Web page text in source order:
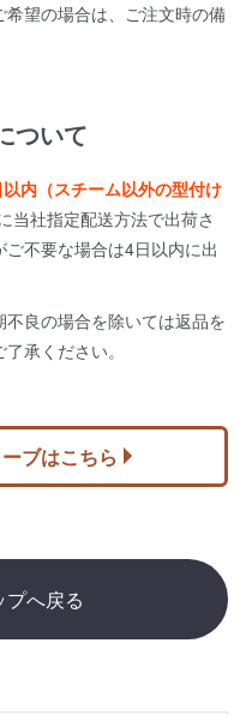
望の場合は、ご注文時の備
ついて
内（スチーム以外の型付け
当社指定配送方法で出荷さ
不要な場合は4日以内に出
良の場合を除いては返品を
承ください。
ブはこちら
へ戻る